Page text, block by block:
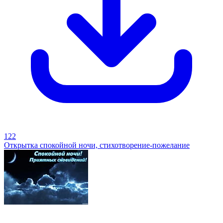
122
Открытка спокойной ночи, стихотворение-пожелание